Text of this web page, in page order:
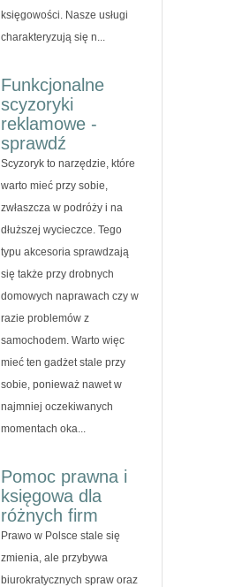
księgowości. Nasze usługi
charakteryzują się n...
Funkcjonalne
scyzoryki
reklamowe -
sprawdź
Scyzoryk to narzędzie, które
warto mieć przy sobie,
zwłaszcza w podróży i na
dłuższej wycieczce. Tego
typu akcesoria sprawdzają
się także przy drobnych
domowych naprawach czy w
razie problemów z
samochodem. Warto więc
mieć ten gadżet stale przy
sobie, ponieważ nawet w
najmniej oczekiwanych
momentach oka...
Pomoc prawna i
księgowa dla
różnych firm
Prawo w Polsce stale się
zmienia, ale przybywa
biurokratycznych spraw oraz